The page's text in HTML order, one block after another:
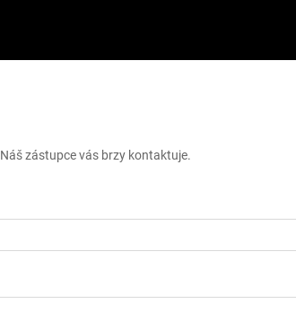
Náš zástupce vás brzy kontaktuje.